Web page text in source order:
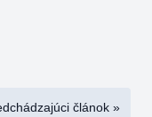
článok »